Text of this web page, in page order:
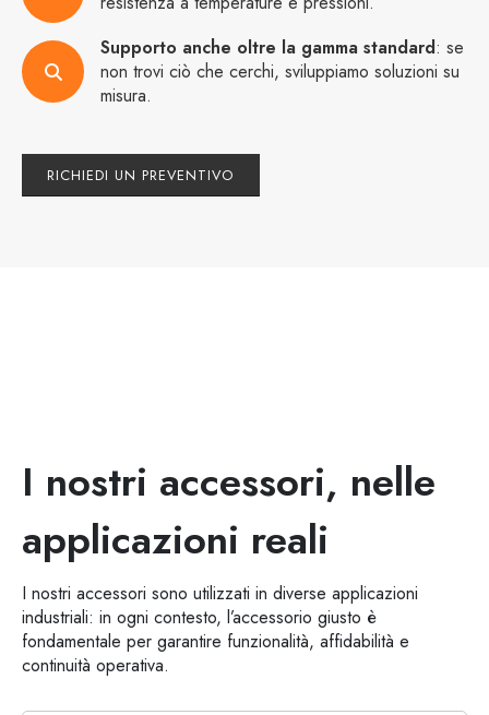
Supporto anche oltre la gamma standard: se
non trovi ciò che cerchi, sviluppiamo soluzioni su
misura.
RICHIEDI UN PREVENTIVO
I nostri accessori, nelle
applicazioni reali
I nostri accessori sono utilizzati in diverse applicazioni
industriali: in ogni contesto, l’accessorio giusto è
fondamentale per garantire funzionalità, affidabilità e
continuità operativa.